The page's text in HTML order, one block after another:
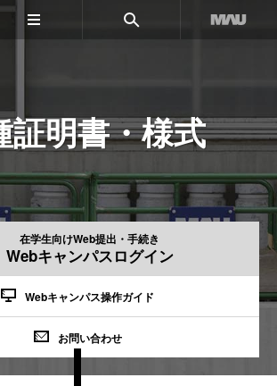
証明書・様式
在学生向けWeb提出・手続き
Webキャンパスログイン
Webキャンパス操作ガイド
お問い合わせ